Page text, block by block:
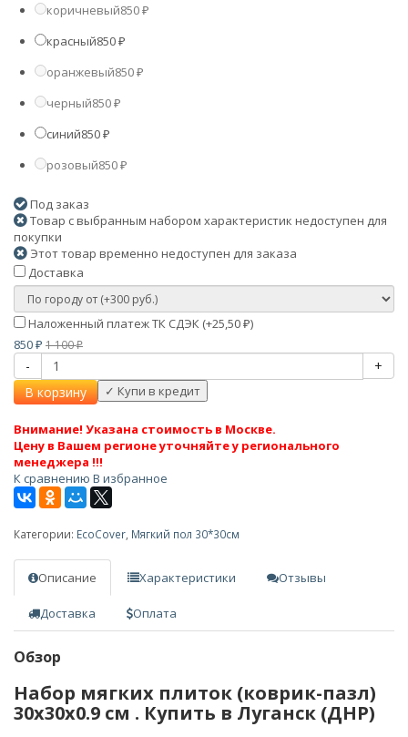
коричневый850 ₽
красный850 ₽
оранжевый850 ₽
черный850 ₽
синий850 ₽
розовый850 ₽
Под заказ
Товар с выбранным набором характеристик недоступен для
покупки
Этот товар временно недоступен для заказа
Доставка
Наложенный платеж ТК СДЭК (+25,50 ₽)
850 ₽ 1 100₽
-
+
В корзину
Внимание! Указана стоимость в Москве.
Цену в Вашем регионе уточняйте у регионального
менеджера !!!
К сравнению В избранное
Категории: EcoCover Мягкий пол 30*30см
Описание Характеристики Отзывы
Доставка Оплата
Обзор
Набор мягких плиток (коврик-пазл)
30х30x0.9 см . Купить в Луганск (ДНР)